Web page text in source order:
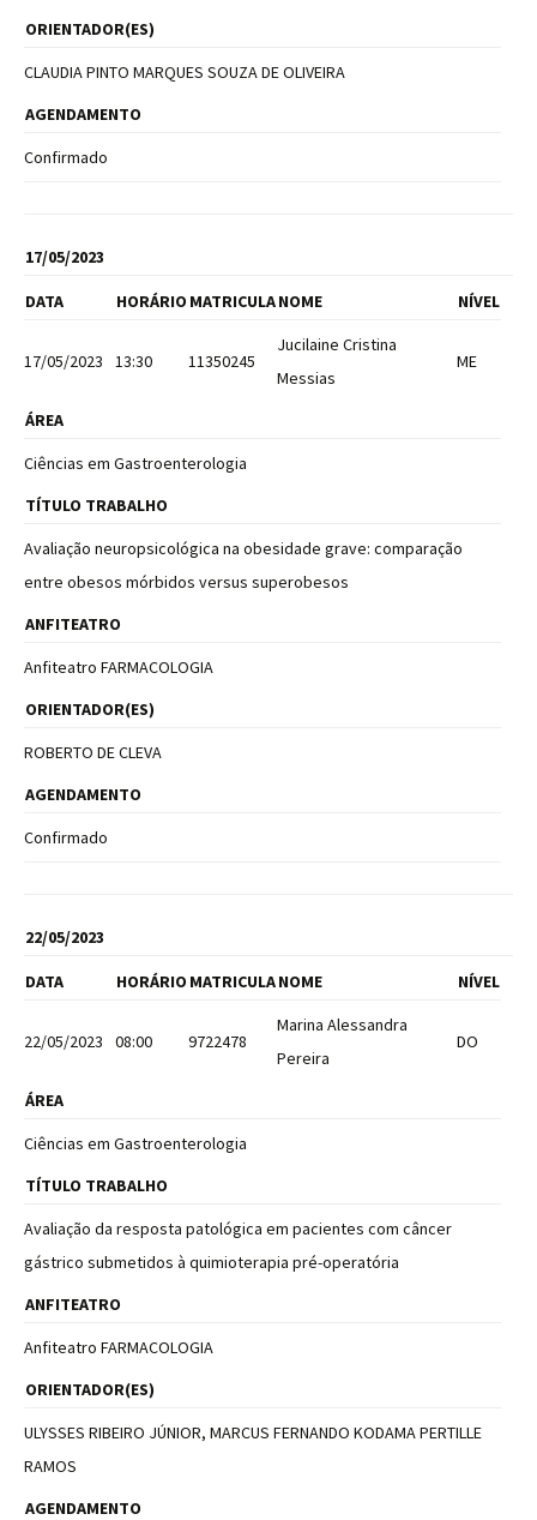
ORIENTADOR(ES)
CLAUDIA PINTO MARQUES SOUZA DE OLIVEIRA
AGENDAMENTO
Confirmado
17/05/2023
DATA HORÁRIO MATRICULANOME NÍVEL
17/05/2023 13:30 11350245
Jucilaine Cristina
Messias
ME
ÁREA
Ciências em Gastroenterologia
TÍTULO TRABALHO
Avaliação neuropsicológica na obesidade grave: comparação
entre obesos mórbidos versus superobesos
ANFITEATRO
Anfiteatro FARMACOLOGIA
ORIENTADOR(ES)
ROBERTO DE CLEVA
AGENDAMENTO
Confirmado
22/05/2023
DATA HORÁRIO MATRICULANOME NÍVEL
22/05/2023 08:00 9722478
Marina Alessandra
Pereira
DO
ÁREA
Ciências em Gastroenterologia
TÍTULO TRABALHO
Avaliação da resposta patológica em pacientes com câncer
gástrico submetidos à quimioterapia pré-operatória
ANFITEATRO
Anfiteatro FARMACOLOGIA
ORIENTADOR(ES)
ULYSSES RIBEIRO JÚNIOR, MARCUS FERNANDO KODAMA PERTILLE
RAMOS
AGENDAMENTO